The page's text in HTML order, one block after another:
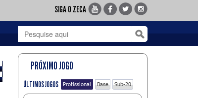
SIGA O ZECA
PRÓXIMO JOGO
ÚLTIMOS JOGOS Profissional Base Sub-20